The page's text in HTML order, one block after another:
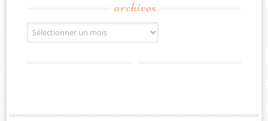
archives
Archives